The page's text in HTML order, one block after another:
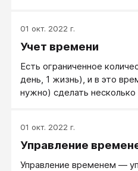
01 окт. 2022 г.
Учет времени
Есть ограниченное
день, 1 жизнь), и в это
нужно) сделать
01 окт. 2022 г.
Управление
Управление временем ―